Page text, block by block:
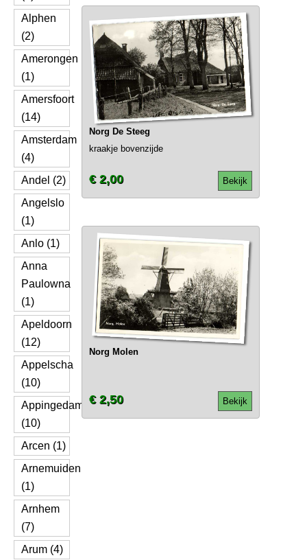
Alphen
(2)
Amerongen
(1)
Amersfoort
(14)
Amsterdam
(4)
Andel (2)
Angelslo
(1)
Anlo (1)
Anna
Paulowna
(1)
Apeldoorn
(12)
Appelscha
(10)
Appingedam
(10)
Arcen (1)
Arnemuiden
(1)
Arnhem
(7)
Arum (4)
Norg De Steeg
kraakje bovenzijde
Bekijk
€ 2,00
Norg Molen
Bekijk
€ 2,50